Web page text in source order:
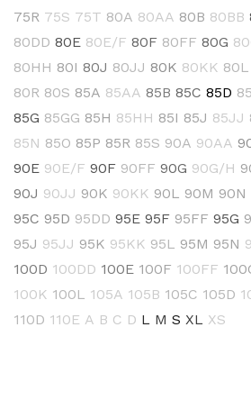
75R 75S 75T 80A 80AA 80B 80BB
80DD 80E 80E/F 80F 80FF 80G
80HH 80I 80J 80JJ 80K 80KK 80L
80R 80S 85A 85AA 85B 85C 85D
85G 85GG 85H 85HH 85I 85J 85JJ
85N 85O 85P 85R 85S 90A 90AA
90E 90E/F 90F 90FF 90G 90G/H
90J 90JJ 90K 90KK 90L 90M 90N
95C 95D 95DD 95E 95F 95FF 95G
95J 95JJ 95K 95KK 95L 95M 95N
100D 100DD 100E 100F 100FF
100K 100L 105A 105B 105C 105D
110D 110E A B C D L M S XL XS